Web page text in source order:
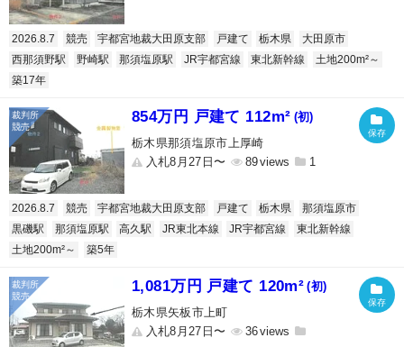
2026.8.7 競売 宇都宮地裁大田原支部 戸建て 栃木県
大田原市
西那須野駅
野崎駅 那須塩原駅 JR宇都宮線 東北新幹線
土地200m²～
築17年
854万円 戸建て 112m² (初)
栃木県那須塩原市上厚崎
入札8月27日〜
89 1
2026.8.7 競売 宇都宮地裁大田原支部 戸建て 栃木県
那須塩原市
黒磯駅
那須塩原駅 高久駅 JR東北本線 JR宇都宮線
東北新幹線
土地200m²～
築5年
1,081万円 戸建て 120m² (初)
栃木県矢板市上町
入札8月27日〜
36